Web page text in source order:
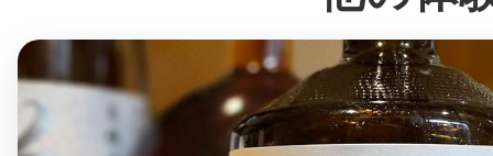
八尾